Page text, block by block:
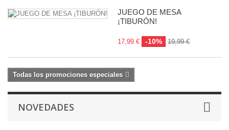
JUEGO DE MESA
¡TIBURÓN!
17,99 € -10% 19,99 €
Todas los promociones especiales
NOVEDADES